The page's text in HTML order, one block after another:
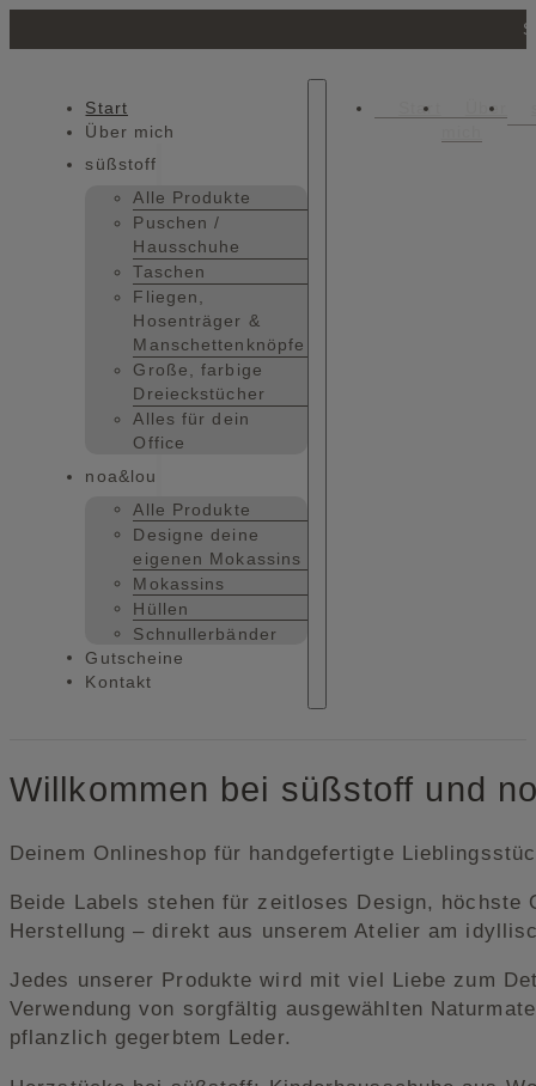
Start
Über mich
süßstoff
Alle Produkte
Puschen /
Hausschuhe
Taschen
Fliegen,
Hosenträger &
Manschettenknöpfe
Große, farbige
Dreieckstücher
Alles für dein
Office
noa&lou
Alle Produkte
Designe deine
eigenen Mokassins
Mokassins
Hüllen
Schnullerbänder
Gutscheine
Kontakt
Start
Über
Willkommen bei süßstoff und
Deinem Onlineshop für handgefertigte
Beide Labels stehen für zeitloses Design, höchste
Herstellung – direkt aus unserem Atelier am
Jedes unserer Produkte wird mit viel Liebe zum
Verwendung von sorgfältig ausgewählten
pflanzlich gegerbtem Leder.